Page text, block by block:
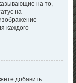
на то,
на
каждого
добавить